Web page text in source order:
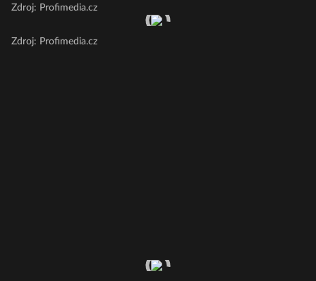
Zdroj: Profimedia.cz
Zdroj: Profimedia.cz